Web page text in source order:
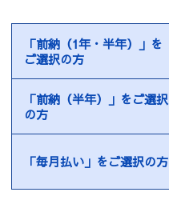
「前納（1年・半年）」を
ご選択の方
「前納（半年）」をご選択
の方
「毎月払い」をご選択の方